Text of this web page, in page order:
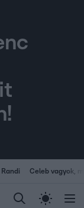
Randi Celeb vagyok,